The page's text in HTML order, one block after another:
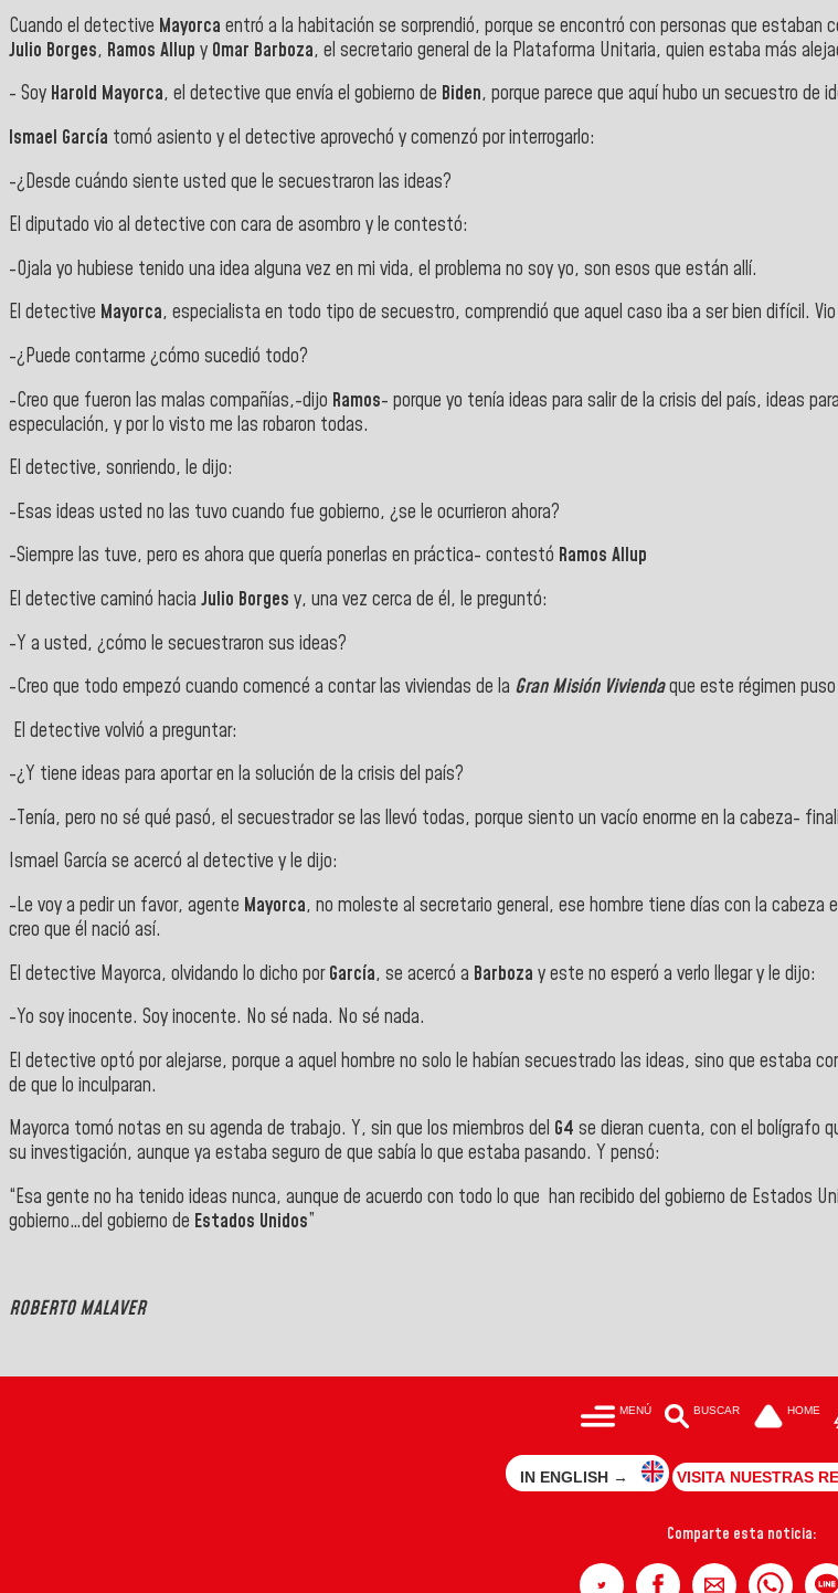
Cuando el detective Mayorca entró a la habitación se sorprendió, porque se encontró con personas que
Julio Borges, Ramos Allup y Omar Barboza, el secretario general de la Plataforma Unitaria, quien estaba más
- Soy Harold Mayorca, el detective que envía el gobierno de Biden, porque parece que aquí hubo un secuestro de
Ismael García tomó asiento y el detective aprovechó y comenzó por interrogarlo:
-¿Desde cuándo siente usted que le secuestraron las ideas?
El diputado vio al detective con cara de asombro y le contestó:
-Ojala yo hubiese tenido una idea alguna vez en mi vida, el problema no soy yo, son esos que están allí.
El detective Mayorca, especialista en todo tipo de secuestro, comprendió que aquel caso iba a ser bien difícil.
-¿Puede contarme ¿cómo sucedió todo?
-Creo que fueron las malas compañías,-dijo Ramos- porque yo tenía ideas para salir de la crisis del país, ideas
especulación, y por lo visto me las robaron todas.
El detective, sonriendo, le dijo:
-Esas ideas usted no las tuvo cuando fue gobierno, ¿se le ocurrieron ahora?
-Siempre las tuve, pero es ahora que quería ponerlas en práctica- contestó Ramos Allup
El detective caminó hacia Julio Borges y, una vez cerca de él, le preguntó:
-Y a usted, ¿cómo le secuestraron sus ideas?
-Creo que todo empezó cuando comencé a contar las viviendas de la Gran Misión Viviendaque este régimen
El detective volvió a preguntar:
-¿Y tiene ideas para aportar en la solución de la crisis del país?
-Tenía, pero no sé qué pasó, el secuestrador se las llevó todas, porque siento un vacío enorme en la cabeza-
Ismael García se acercó al detective y le dijo:
-Le voy a pedir un favor, agente Mayorca, no moleste al secretario general, ese hombre tiene días con la cabeza
creo que él nació así.
El detective Mayorca, olvidando lo dicho porGarcía, se acercó a Barboza y este no esperó a verlo llegar y le dijo:
-Yo soy inocente. Soy inocente. No sé nada. No sé nada.
El detective optó por alejarse, porque a aquel hombre no solo le habían secuestrado las ideas, sino que estaba
de que lo inculparan.
Mayorca tomó notas en su agenda de trabajo. Y, sin que los miembros del G4 se dieran cuenta, con el bolígrafo
su investigación, aunque ya estaba seguro de que sabía lo que estaba pasando. Y pensó:
“Esa gente no ha tenido ideas nunca, aunque de acuerdo con todo lo que han recibido del gobierno de Estados
gobierno…del gobierno de Estados Unidos”
ROBERTO MALAVER
MENÚ BUSCAR HOME
IN ENGLISH → VISITA NUESTRAS
Comparte esta noticia: